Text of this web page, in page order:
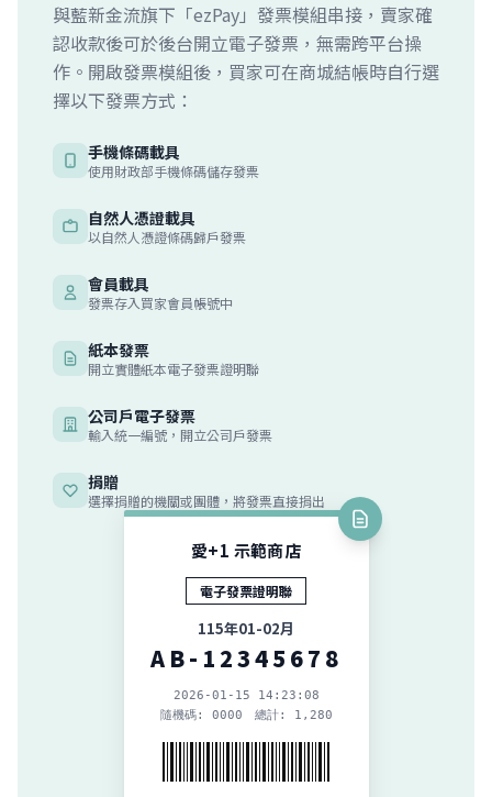
與藍新金流旗下「ezPay」發票模組串接，賣家確
認收款後可於後台開立電子發票，無需跨平台操
作。開啟發票模組後，買家可在商城結帳時自行選
擇以下發票方式：
手機條碼載具
使用財政部手機條碼儲存發票
自然人憑證載具
以自然人憑證條碼歸戶發票
會員載具
發票存入買家會員帳號中
紙本發票
開立實體紙本電子發票證明聯
公司戶電子發票
輸入統一編號，開立公司戶發票
捐贈
選擇捐贈的機關或團體，將發票直接捐出
愛+1 示範商店
電子發票證明聯
115年01-02月
AB-12345678
2026-01-15 14:23:08
隨機碼: 0000 總計: 1,280